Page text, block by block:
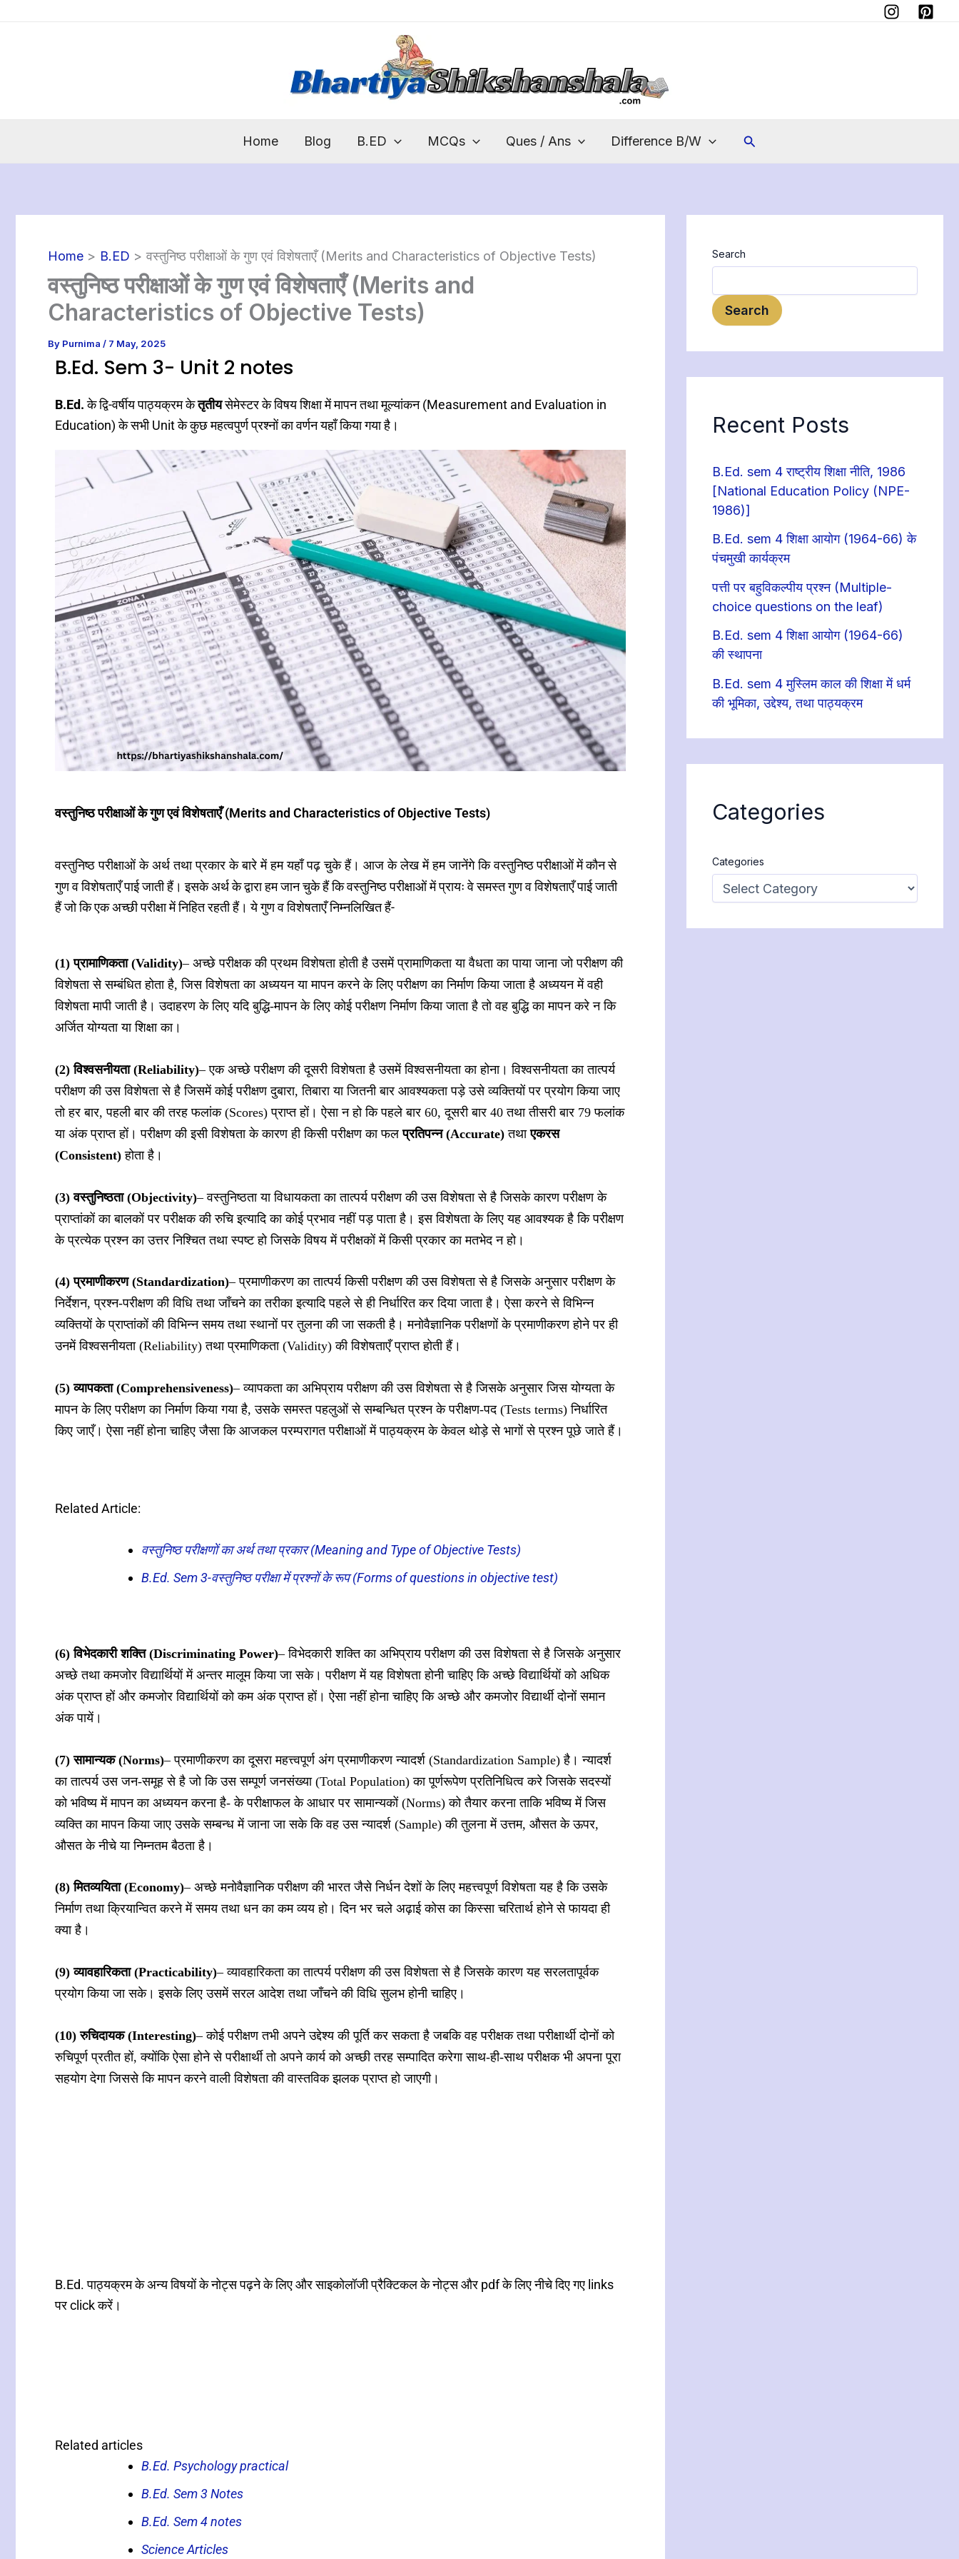
Home Blog B.ED MCQs Ques / Ans Difference B/W Search
Home B.ED वस्तुनिष्ठ परीक्षाओं के गुण एवं विशेषताएँ (Merits and Characteristics of Objective Tests)
वस्तुनिष्ठ परीक्षाओं के गुण एवं विशेषताएँ (Merits and
Characteristics of Objective Tests)
By Purnima / 7 May, 2025
B.Ed. Sem 3- Unit 2 notes
B.Ed.के द्वि-वर्षीय पाठ्यक्रम केतृतीयसेमेस्टर के विषय शिक्षा में मापन तथा मूल्यांकन (Measurement and Evaluation in
Education) के सभी Unit के कुछ महत्वपुर्ण प्रश्नों का वर्णन यहाँ किया गया है।
वस्तुनिष्ठ परीक्षाओं के गुण एवं विशेषताएँ (Merits and Characteristics of Objective Tests)
वस्तुनिष्ठ परीक्षाओं के अर्थ तथा प्रकार के बारे में हम यहाँ पढ़ चुके हैं। आज के लेख में हम जानेंगे किवस्तुनिष्ठ परीक्षाओं में कौन से
गुण व विशेषताएँ पाई जाती हैं। इसके अर्थ के द्वारा हम जान चुके हैं कि वस्तुनिष्ठ परीक्षाओं में प्रायः वे समस्त गुण व विशेषताएँ पाई जाती
हैं जो कि एक अच्छी परीक्षा में निहित रहती हैं। ये गुण व विशेषताएँ निम्नलिखित हैं-
(1) प्रामाणिकता (Validity)– अच्छे परीक्षक की प्रथम विशेषता होती है उसमें प्रामाणिकता या वैधता का पाया जाना जो परीक्षण की
विशेषता से सम्बंधित होता है, जिस विशेषता का अध्ययन या मापन करने के लिए परीक्षण का निर्माण किया जाता है अध्ययन में वही
विशेषता मापी जाती है। उदाहरण के लिए यदि बुद्धि-मापन के लिए कोई परीक्षण निर्माण किया जाता है तो वह बुद्धि का मापन करे न कि
अर्जित योग्यता या शिक्षा का।
(2) विश्वसनीयता (Reliability)– एक अच्छे परीक्षण की दूसरी विशेषता है उसमें विश्वसनीयता का होना। विश्वसनीयता का तात्पर्य
परीक्षण की उस विशेषता से है जिसमें कोई परीक्षण दुबारा, तिबारा या जितनी बार आवश्यकता पड़े उसे व्यक्तियों पर प्रयोग किया जाए
तो हर बार, पहली बार की तरह फलांक (Scores) प्राप्त हों। ऐसा न हो कि पहले बार 60, दूसरी बार 40 तथा तीसरी बार 79 फलांक
या अंक प्राप्त हों। परीक्षण की इसी विशेषता के कारण ही किसी परीक्षण का फलप्रतिपन्न (Accurate) तथाएकरस
(Consistent)होता है।
(3) वस्तुनिष्ठता (Objectivity)– वस्तुनिष्ठता या विधायकता का तात्पर्य परीक्षण की उस विशेषता से है जिसके कारण परीक्षण के
प्राप्तांकों का बालकों पर परीक्षक की रुचि इत्यादि का कोई प्रभाव नहीं पड़ पाता है। इस विशेषता के लिए यह आवश्यक है कि परीक्षण
के प्रत्येक प्रश्न का उत्तर निश्चित तथा स्पष्ट हो जिसके विषय में परीक्षकों में किसी प्रकार का मतभेद न हो।
(4) प्रमाणीकरण (Standardization)– प्रमाणीकरण का तात्पर्य किसी परीक्षण की उस विशेषता से है जिसके अनुसार परीक्षण के
निर्देशन, प्रश्न-परीक्षण की विधि तथा जाँचने का तरीका इत्यादि पहले से ही निर्धारित कर दिया जाता है। ऐसा करने से विभिन्न
व्यक्तियों के प्राप्तांकों की विभिन्न समय तथा स्थानों पर तुलना की जा सकती है। मनोवैज्ञानिक परीक्षणों के प्रमाणीकरण होने पर ही
उनमें विश्वसनीयता (Reliability) तथा प्रमाणिकता (Validity) की विशेषताएँ प्राप्त होती हैं।
(5) व्यापकता (Comprehensiveness)– व्यापकता का अभिप्राय परीक्षण की उस विशेषता से है जिसके अनुसार जिस योग्यता के
मापन के लिए परीक्षण का निर्माण किया गया है, उसके समस्त पहलुओं से सम्बन्धित प्रश्न के परीक्षण-पद (Tests terms) निर्धारित
किए जाएँ। ऐसा नहीं होना चाहिए जैसा कि आजकल परम्परागत परीक्षाओं में पाठ्यक्रम के केवल थोड़े से भागों से प्रश्न पूछे जाते हैं।
Related Article:
वस्तुनिष्ठ परीक्षणों का अर्थ तथा प्रकार (Meaning and Type of Objective Tests)
B.Ed. Sem 3-वस्तुनिष्ठ परीक्षा में प्रश्नों के रूप (Forms of questions in objective test)
(6) विभेदकारी शक्ति (Discriminating Power)– विभेदकारी शक्ति का अभिप्राय परीक्षण की उस विशेषता से है जिसके अनुसार
अच्छे तथा कमजोर विद्यार्थियों में अन्तर मालूम किया जा सके। परीक्षण में यह विशेषता होनी चाहिए कि अच्छे विद्यार्थियों को अधिक
अंक प्राप्त हों और कमजोर विद्यार्थियों को कम अंक प्राप्त हों। ऐसा नहीं होना चाहिए कि अच्छे और कमजोर विद्यार्थी दोनों समान
अंक पायें।
(7) सामान्यक (Norms)– प्रमाणीकरण का दूसरा महत्त्वपूर्ण अंग प्रमाणीकरण न्यादर्श (Standardization Sample) है। न्यादर्श
का तात्पर्य उस जन-समूह से है जो कि उस सम्पूर्ण जनसंख्या (Total Population) का पूर्णरूपेण प्रतिनिधित्व करे जिसके सदस्यों
को भविष्य में मापन का अध्ययन करना है- के परीक्षाफल के आधार पर सामान्यकों (Norms) को तैयार करना ताकि भविष्य में जिस
व्यक्ति का मापन किया जाए उसके सम्बन्ध में जाना जा सके कि वह उस न्यादर्श (Sample) की तुलना में उत्तम, औसत के ऊपर,
औसत के नीचे या निम्नतम बैठता है।
(8) मितव्ययिता (Economy)– अच्छे मनोवैज्ञानिक परीक्षण की भारत जैसे निर्धन देशों के लिए महत्त्वपूर्ण विशेषता यह है कि उसके
निर्माण तथा क्रियान्वित करने में समय तथा धन का कम व्यय हो। दिन भर चले अढ़ाई कोस का किस्सा चरितार्थ होने से फायदा ही
क्या है।
(9) व्यावहारिकता (Practicability)– व्यावहारिकता का तात्पर्य परीक्षण की उस विशेषता से है जिसके कारण यह सरलतापूर्वक
प्रयोग किया जा सके। इसके लिए उसमें सरल आदेश तथा जाँचने की विधि सुलभ होनी चाहिए।
(10) रुचिदायक (Interesting)– कोई परीक्षण तभी अपने उद्देश्य की पूर्ति कर सकता है जबकि वह परीक्षक तथा परीक्षार्थी दोनों को
रुचिपूर्ण प्रतीत हों, क्योंकि ऐसा होने से परीक्षार्थी तो अपने कार्य को अच्छी तरह सम्पादित करेगा साथ-ही-साथ परीक्षक भी अपना पूरा
सहयोग देगा जिससे कि मापन करने वाली विशेषता की वास्तविक झलक प्राप्त हो जाएगी।
B.Ed. पाठ्यक्रम के अन्य विषयों के नोट्स पढ़ने के लिए और साइकोलॉजी प्रैक्टिकल के नोट्स और pdf के लिए नीचे दिए गए links
पर click करें।
Related articles
B.Ed. Psychology practical
B.Ed. Sem 3 Notes
B.Ed. Sem 4 notes
Science Articles
Search
Search
Recent Posts
B.Ed. sem 4 राष्ट्रीय शिक्षा नीति, 1986
[National Education Policy (NPE-
1986)]
B.Ed. sem 4 शिक्षा आयोग (1964-66) के
पंचमुखी कार्यक्रम
पत्ती पर बहुविकल्पीय प्रश्न (Multiple-
choice questions on the leaf)
B.Ed. sem 4 शिक्षा आयोग (1964-66)
की स्थापना
B.Ed. sem 4 मुस्लिम काल की शिक्षा में धर्म
की भूमिका, उद्देश्य, तथा पाठ्यक्रम
Categories
Categories